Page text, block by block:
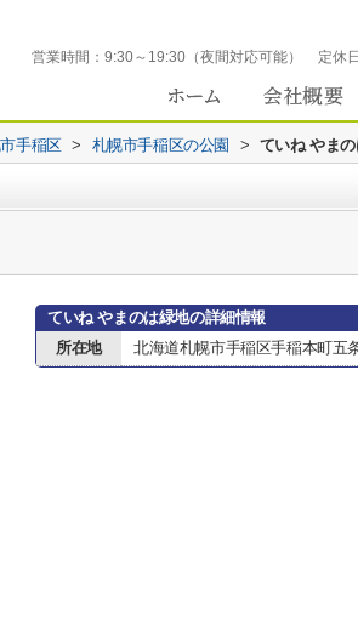
営業時間： 9:30～19:30（夜間対応可能） 定休
手稲区 > 札幌市手稲区の公園 > ていね やま
ていね やまのは緑地の詳細情報
所在地
北海道札幌市手稲区手稲本町五